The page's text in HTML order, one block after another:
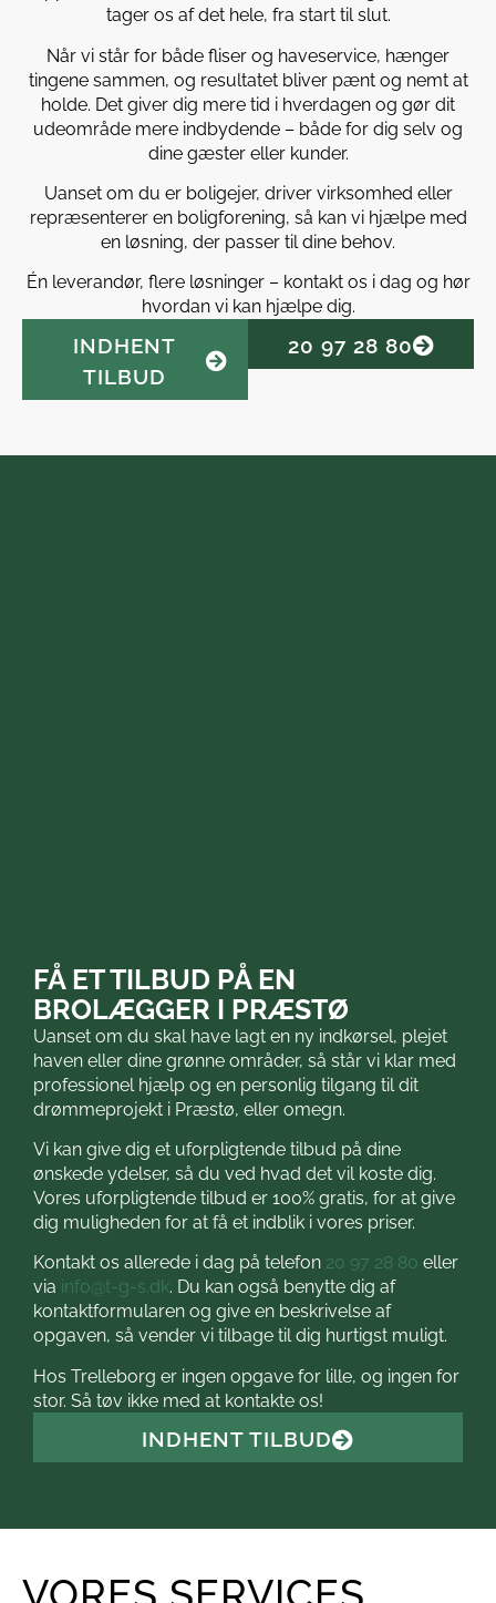
tager os af det hele, fra start til slut.
Når vi står for både fliser og haveservice, hænger
tingene sammen, og resultatet bliver pænt og nemt at
holde. Det giver dig mere tid i hverdagen og gør dit
udeområde mere indbydende – både for dig selv og
dine gæster eller kunder.
Uanset om du er boligejer, driver virksomhed eller
repræsenterer en boligforening, så kan vi hjælpe med
en løsning, der passer til dine behov.
Én leverandør, flere løsninger – kontakt os i dag og hør
hvordan vi kan hjælpe dig.
INDHENT
TILBUD
20 97 28 80
FÅ ET TILBUD PÅ EN
BROLÆGGER I PRÆSTØ
Uanset om du skal have lagt en ny indkørsel, plejet
haven eller dine grønne områder, så står vi klar med
professionel hjælp og en personlig tilgang til dit
drømmeprojekt i Præstø, eller omegn.
Vi kan give dig et uforpligtende tilbud på dine
ønskede ydelser, så du ved hvad det vil koste dig.
Vores uforpligtende tilbud er 100% gratis, for at give
dig muligheden for at få et indblik i vores priser.
Kontakt os allerede i dag på telefon 20 97 28 80 eller
via info@t-g-s.dk. Du kan også benytte dig af
kontaktformularen og give en beskrivelse af
opgaven, så vender vi tilbage til dig hurtigst muligt.
Hos Trelleborg er ingen opgave for lille, og ingen for
stor. Så tøv ikke med at kontakte os!
INDHENT TILBUD